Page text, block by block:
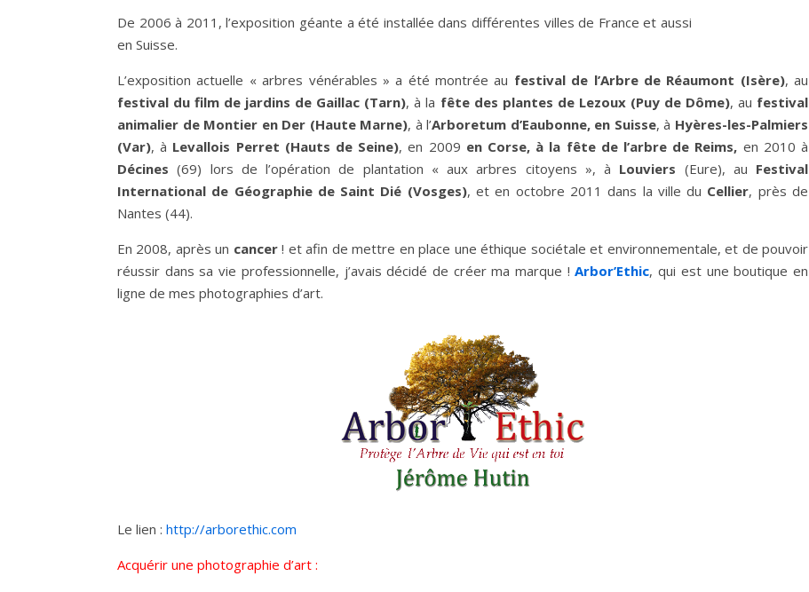
De 2006 à 2011, l’exposition géante a été installée dans différentes villes de France et aussi
en Suisse.
L’exposition actuelle « arbres vénérables » a été montrée au festival de l’Arbre de Réaumont (Isère), au
festival du film de jardins de Gaillac (Tarn), à la fête des plantes de Lezoux (Puy de Dôme), au festival
animalier de Montier en Der (Haute Marne), à l’Arboretum d’Eaubonne, en Suisse, à Hyères-les-Palmiers
(Var), à Levallois Perret (Hauts de Seine), en 2009 en Corse, à la fête de l’arbre de Reims, en 2010 à
Décines (69) lors de l’opération de plantation « aux arbres citoyens », à Louviers (Eure), au Festival
International de Géographie de Saint Dié (Vosges), et en octobre 2011 dans la ville du Cellier, près de
Nantes (44).
En 2008, après un cancer! et afin de mettre en place une éthique sociétale et environnementale, et de pouvoir
réussir dans sa vie professionnelle, j’avais décidé de créer ma marque !Arbor’Ethic, qui est une boutique en
ligne de mes photographies d’art.
Le lien : http://arborethic.com
Acquérir une photographie d’art :